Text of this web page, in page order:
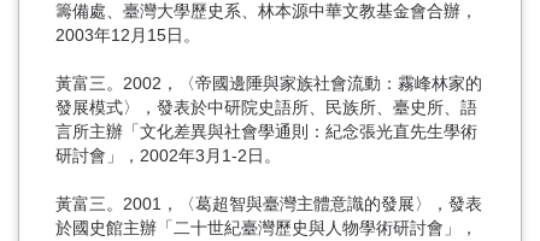
籌備處、臺灣大學歷史系、林本源中華文教基金會合辦，
2003年12月15日。
黃富三。2002，〈帝國邊陲與家族社會流動：霧峰林家的
發展模式〉，發表於中研院史語所、民族所、臺史所、語
言所主辦「文化差異與社會學通則：紀念張光直先生學術
研討會」，2002年3月1-2日。
黃富三。2001，〈葛超智與臺灣主體意識的發展〉，發表
於國史館主辦「二十世紀臺灣歷史與人物學術研討會」，